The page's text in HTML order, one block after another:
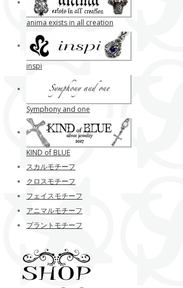
anima exists in all creation
inspi
Symphony and one
KIND of BLUE
スカルモチーフ
クロスモチーフ
フェイスモチーフ
アニマルモチーフ
プラントモチーフ